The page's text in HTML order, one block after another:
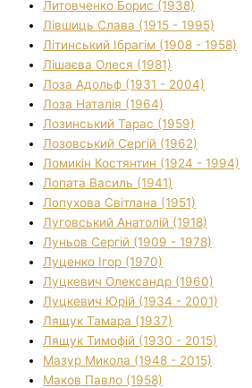
Литовченко Борис (1938)
Лівшиць Слава (1915 - 1995)
Літинський Ібрагім (1908 - 1958)
Лішаєва Олеся (1981)
Лоза Адольф (1931 - 2004)
Лоза Наталія (1964)
Лозинський Тарас (1959)
Лозовський Сергій (1962)
Ломикін Костянтин (1924 - 1994)
Лопата Василь (1941)
Лопухова Світлана (1951)
Луговський Анатолій (1918)
Луньов Сергій (1909 - 1978)
Луценко Ігор (1970)
Луцкевич Олександр (1960)
Луцкевич Юрій (1934 - 2001)
Лящук Тамара (1937)
Лящук Тимофій (1930 - 2015)
Мазур Микола (1948 - 2015)
Маков Павло (1958)